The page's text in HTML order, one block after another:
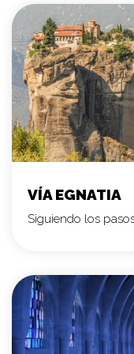
VÍA EGNATIA
Siguiendo los